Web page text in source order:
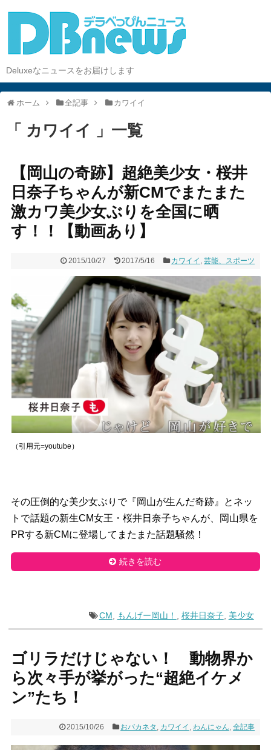
Deluxeなニュースをお届けします
ホーム 全記事 カワイイ
「 カワイイ 」一覧
【岡山の奇跡】超絶美少女・桜井
日奈子ちゃんが新CMでまたまた
激カワ美少女ぶりを全国に晒
す！！【動画あり】
2015/10/27 2017/5/16 カワイイ ,芸能、スポーツ
（引用元=youtube）
その圧倒的な美少女ぶりで『岡山が生んだ奇跡』とネッ
トで話題の新生CM女王・桜井日奈子ちゃんが、岡山県を
PRする新CMに登場してまたまた話題騒然！
続きを読む
CM, もんげー岡山！ , 桜井日奈子, 美少女
ゴリラだけじゃない！ 動物界か
ら次々手が挙がった“超絶イケメ
ン”たち！
2015/10/26 おバカネタ , カワイイ ,わんにゃん,全記事